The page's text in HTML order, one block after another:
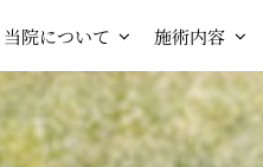
当院について 施術内容